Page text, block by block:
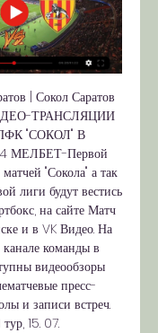
| Сокол Саратов
ТРАНСЛЯЦИИ
"СОКОЛ" В
МЕЛБЕТ-Первой
"Сокола" а так
лиги будут вестись
на сайте Матч
и в VK Видео. На
команды в
видеообзоры
пресс-
и записи встреч.
15. 07.